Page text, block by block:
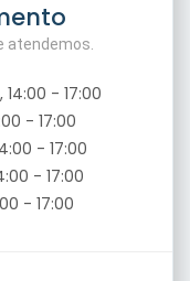
atendemos.
14:00 - 17:00
- 17:00
- 17:00
- 17:00
- 17:00